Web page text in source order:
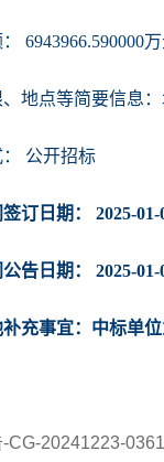
6943966.590000
地点等简要信息
公开招标
订日期： 2025-01-
告日期： 2025-01-
充事宜：中标单
CG-20241223-